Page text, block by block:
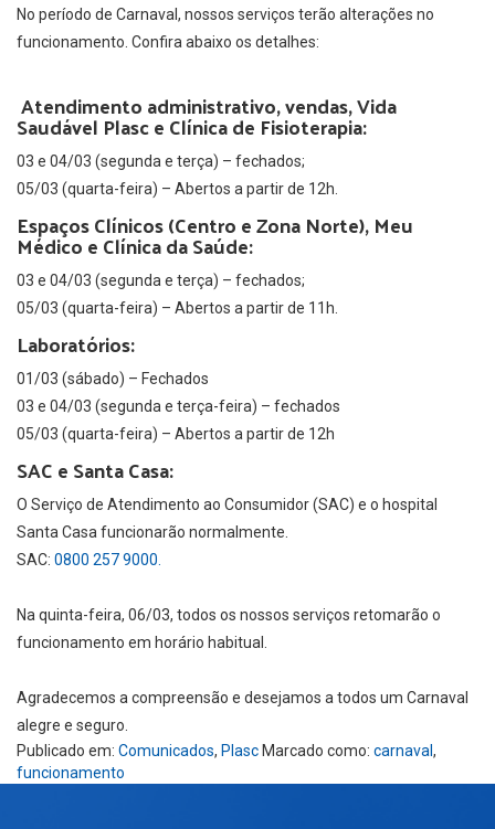
No período de Carnaval, nossos serviços terão alterações no
funcionamento. Confira abaixo os detalhes:
Atendimento administrativo, vendas, Vida
Saudável Plasc e Clínica de Fisioterapia:
03 e 04/03 (segunda e terça) – fechados;
05/03 (quarta-feira) – Abertos a partir de 12h.
Espaços Clínicos (Centro e Zona Norte), Meu
Médico e Clínica da Saúde:
03 e 04/03 (segunda e terça) – fechados;
05/03 (quarta-feira) – Abertos a partir de 11h.
Laboratórios:
01/03 (sábado) – Fechados
03 e 04/03 (segunda e terça-feira) – fechados
05/03 (quarta-feira) – Abertos a partir de 12h
SAC e Santa Casa:
O Serviço de Atendimento ao Consumidor (SAC) e o hospital
Santa Casa funcionarão normalmente.
SAC: 0800 257 9000.
Na quinta-feira, 06/03, todos os nossos serviços retomarão o
funcionamento em horário habitual.
Agradecemos a compreensão e desejamos a todos um Carnaval
alegre e seguro.
Publicado em: Comunicados, Plasc Marcado como: carnaval ,
funcionamento